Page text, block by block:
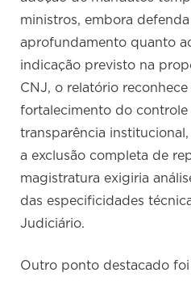
ministros, embora defenda
aprofundamento quanto
indicação previsto na
CNJ, o relatório
fortalecimento do controle
transparência
a exclusão completa de
magistratura exigiria
das especificidades
Judiciário.
Outro ponto destacado